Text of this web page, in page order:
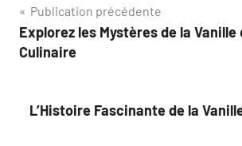
Navigation
de
Publication précédente
Explorez les Mystères de la
Culinaire
L’Histoire Fascinante de la